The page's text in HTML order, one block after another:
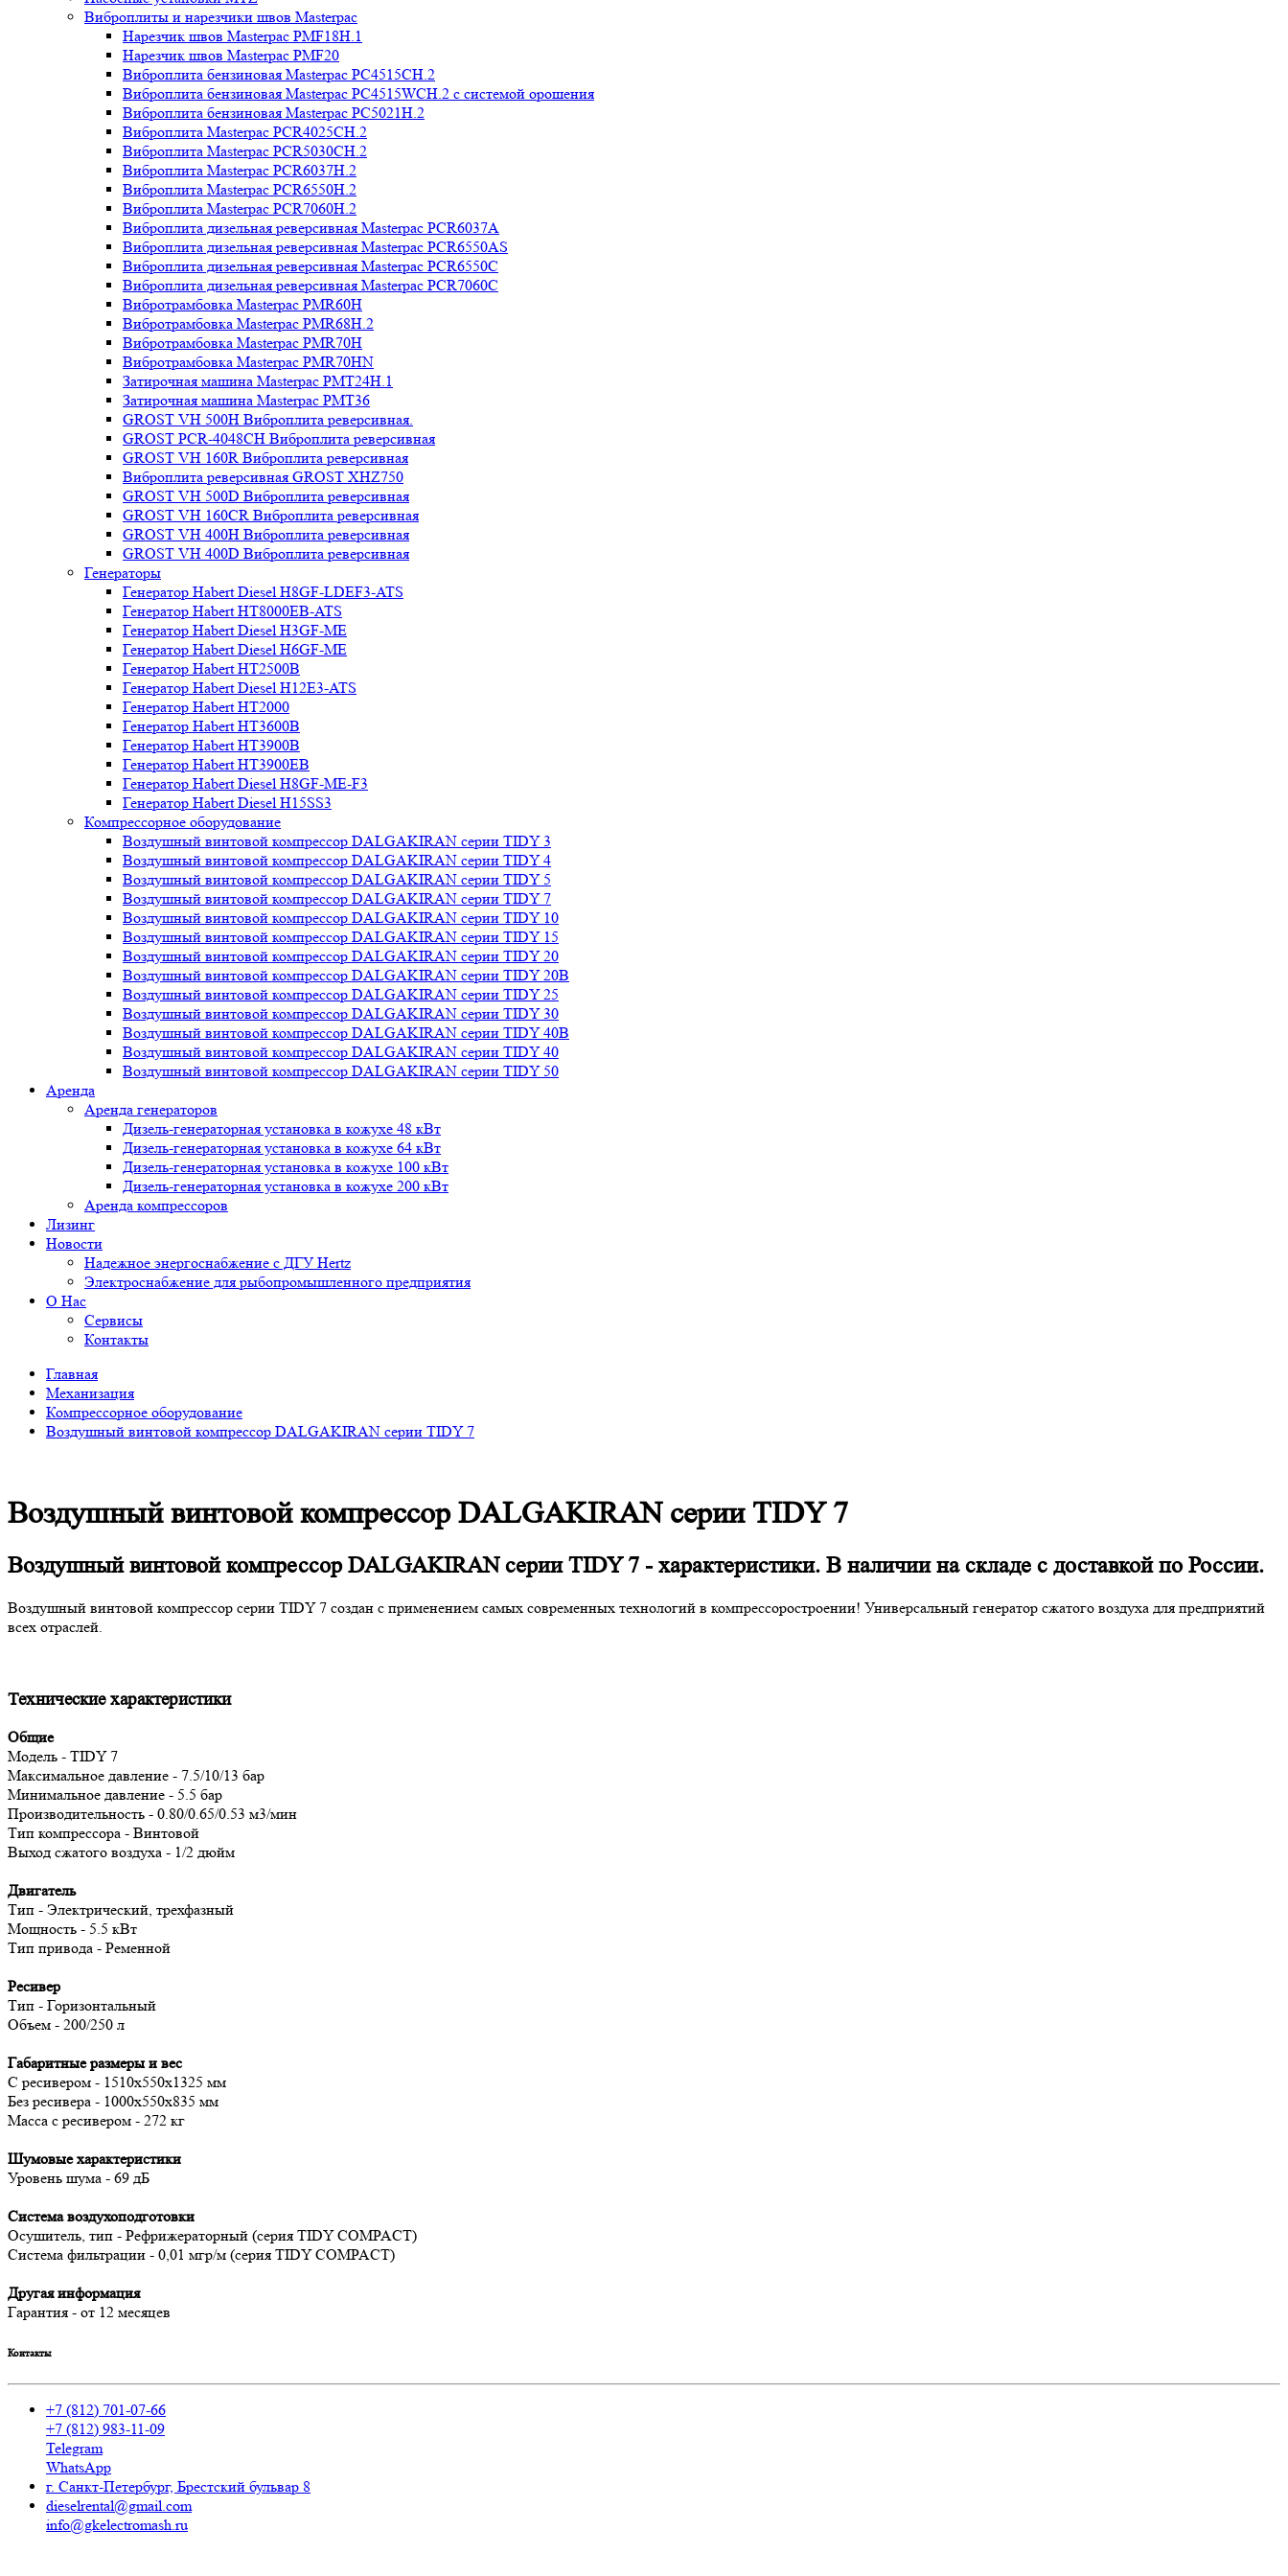
Виброплиты и нарезчики швов Masterpac
Нарезчик швов Masterpac PMF18H.1
Нарезчик швов Masterpac PMF20
Виброплита бензиновая Masterpac PC4515CH.2
Виброплита бензиновая Masterpac PC4515WCH.2 с системой орошения
Виброплита бензиновая Masterpac PC5021H.2
Виброплита Masterpac PCR4025CH.2
Виброплита Masterpac PCR5030CH.2
Виброплита Masterpac PCR6037H.2
Виброплита Masterpac PCR6550H.2
Виброплита Masterpac PCR7060H.2
Виброплита дизельная реверсивная Masterpac PCR6037A
Виброплита дизельная реверсивная Masterpac PCR6550AS
Виброплита дизельная реверсивная Masterpac PCR6550C
Виброплита дизельная реверсивная Masterpac PCR7060C
Вибротрамбовка Masterpac PMR60H
Вибротрамбовка Masterpac PMR68H.2
Вибротрамбовка Masterpac PMR70H
Вибротрамбовка Masterpac PMR70HN
Затирочная машина Masterpac PMT24H.1
Затирочная машина Masterpac PMT36
GROST VH 500H Виброплита реверсивная.
GROST PCR-4048CH Виброплита реверсивная
GROST VH 160R Виброплита реверсивная
Виброплита реверсивная GROST XHZ750
GROST VH 500D Виброплита реверсивная
GROST VH 160CR Виброплита реверсивная
GROST VH 400H Виброплита реверсивная
GROST VH 400D Виброплита реверсивная
Генераторы
Генератор Habert Diesel H8GF-LDEF3-ATS
Генератор Habert HT8000EB-ATS
Генератор Habert Diesel H3GF-ME
Генератор Habert Diesel H6GF-ME
Генератор Habert HT2500B
Генератор Habert Diesel H12E3-ATS
Генератор Habert HT2000
Генератор Habert HT3600B
Генератор Habert HT3900B
Генератор Habert HT3900EB
Генератор Habert Diesel H8GF-ME-F3
Генератор Habert Diesel H15SS3
Компрессорное оборудование
Воздушный винтовой компрессор DALGAKIRAN серии TIDY 3
Воздушный винтовой компрессор DALGAKIRAN серии TIDY 4
Воздушный винтовой компрессор DALGAKIRAN серии TIDY 5
Воздушный винтовой компрессор DALGAKIRAN серии TIDY 7
Воздушный винтовой компрессор DALGAKIRAN серии TIDY 10
Воздушный винтовой компрессор DALGAKIRAN серии TIDY 15
Воздушный винтовой компрессор DALGAKIRAN серии TIDY 20
Воздушный винтовой компрессор DALGAKIRAN серии TIDY 20B
Воздушный винтовой компрессор DALGAKIRAN серии TIDY 25
Воздушный винтовой компрессор DALGAKIRAN серии TIDY 30
Воздушный винтовой компрессор DALGAKIRAN серии TIDY 40B
Воздушный винтовой компрессор DALGAKIRAN серии TIDY 40
Воздушный винтовой компрессор DALGAKIRAN серии TIDY 50
Аренда
Аренда генераторов
Дизель-генераторная установка в кожухе 48 кВт
Дизель-генераторная установка в кожухе 64 кВт
Дизель-генераторная установка в кожухе 100 кВт
Дизель-генераторная установка в кожухе 200 кВт
Аренда компрессоров
Лизинг
Новости
Надежное энергоснабжение с ДГУ Hertz
Электроснабжение для рыбопромышленного предприятия
О Нас
Сервисы
Контакты
Главная
Механизация
Компрессорное оборудование
Воздушный винтовой компрессор DALGAKIRAN серии TIDY 7
Воздушный винтовой компрессор DALGAKIRAN серии TIDY 7
Воздушный винтовой компрессор DALGAKIRAN серии TIDY 7 - характеристики. В наличии на складе с доставкой по России.
Воздушный винтовой компрессор серии TIDY 7 создан с применением самых современных технологий в компрессоростроении! Универсальный генератор сжатого воздуха для предприятий
всех отраслей.
Технические характеристики
Общие
Модель - TIDY 7
Максимальное давление - 7.5/10/13 бар
Минимальное давление - 5.5 бар
Производительность - 0.80/0.65/0.53 м3/мин
Тип компрессора - Винтовой
Выход сжатого воздуха - 1/2 дюйм
Двигатель
Тип - Электрический, трехфазный
Мощность - 5.5 кВт
Тип привода - Ременной
Ресивер
Тип - Горизонтальный
Объем - 200/250 л
Габаритные размеры и вес
С ресивером - 1510х550х1325 мм
Без ресивера - 1000х550х835 мм
Масса с ресивером - 272 кг
Шумовые характеристики
Уровень шума - 69 дБ
Система воздухоподготовки
Осушитель, тип - Рефрижераторный (серия TIDY COMPACT)
Система фильтрации - 0,01 мгр/м (серия TIDY COMPACT)
Другая информация
Гарантия - от 12 месяцев
Контакты
+7 (812) 701-07-66
+7 (812) 983-11-09
Telegram
WhatsApp
г. Санкт-Петербург, Брестский бульвар 8
dieselrental@gmail.com
info@gkelectromash.ru